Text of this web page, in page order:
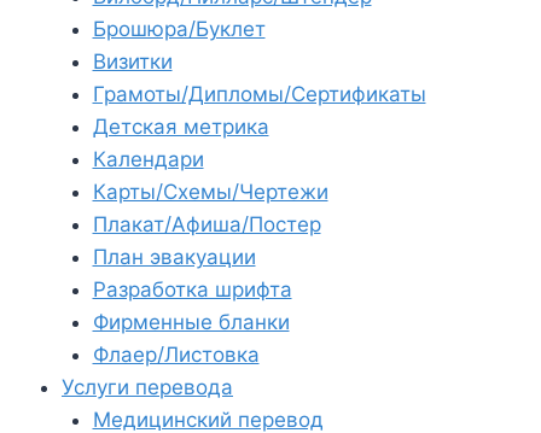
Брошюра/Буклет
Визитки
Грамоты/Дипломы/Сертификаты
Детская метрика
Календари
Карты/Схемы/Чертежи
Плакат/Афиша/Постер
План эвакуации
Разработка шрифта
Фирменные бланки
Флаер/Листовка
Услуги перевода
Медицинский перевод